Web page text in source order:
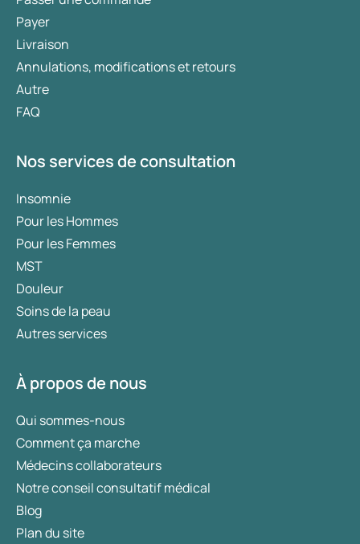
Payer
Livraison
Annulations, modifications et retours
Autre
FAQ
Nos services de consultation
Insomnie
Pour les Hommes
Pour les Femmes
MST
Douleur
Soins de la peau
Autres services
À propos de nous
Qui sommes-nous
Comment ça marche
Médecins collaborateurs
Notre conseil consultatif médical
Blog
Plan du site